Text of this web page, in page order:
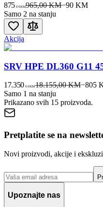
875 00KM965,00 KM−90 KM
Samo 2 na stanju
Akcija
SRV HPE DL360 G11
17.350 00KM18.155,00 KM−805
Samo 1 na stanju
Prikazano svih 15 proizvoda.
Pretplatite se na
Novi proizvodi, akcije i
Upoznajte nas